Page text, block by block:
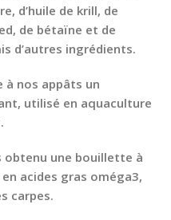
d’huile de krill, de
de bétaïne et de
d’autres ingrédients.
à nos appâts un
utilisé en aquaculture
obtenu une bouillette à
acides gras oméga3,
carpes.